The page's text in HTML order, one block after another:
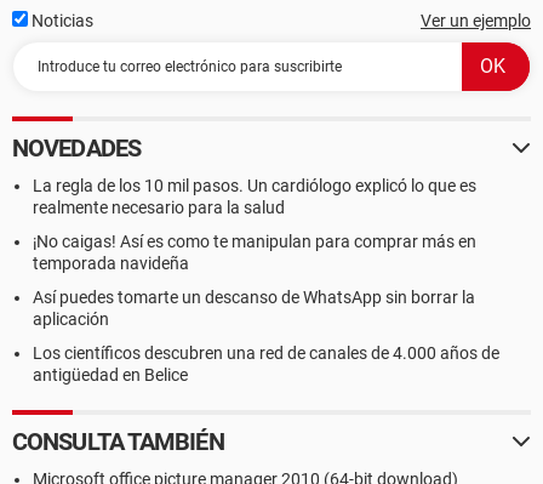
Noticias Ver un ejemplo
NOVEDADES
La regla de los 10 mil pasos. Un cardiólogo explicó lo que es
realmente necesario para la salud
¡No caigas! Así es como te manipulan para comprar más en
temporada navideña
Así puedes tomarte un descanso de WhatsApp sin borrar la
aplicación
Los científicos descubren una red de canales de 4.000 años de
antigüedad en Belice
CONSULTA TAMBIÉN
Microsoft office picture manager 2010 (64-bit download)